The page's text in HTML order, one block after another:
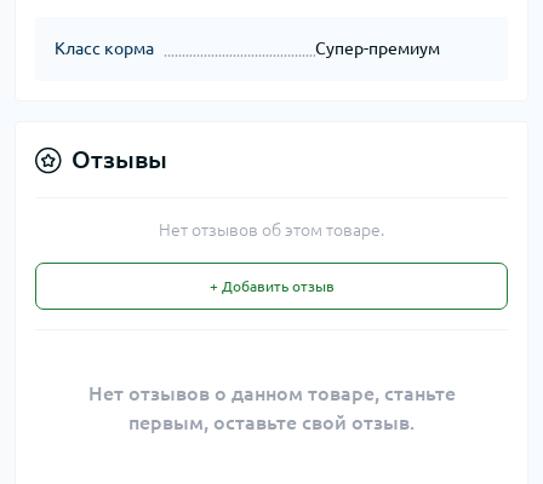
Класс корма Супер-премиум
Отзывы
Нет отзывов об этом товаре.
+ Добавить отзыв
Нет отзывов о данном товаре, станьте
первым, оставьте свой отзыв.